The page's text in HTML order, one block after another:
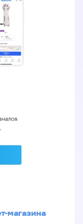
магазина